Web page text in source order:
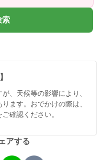
索
、天候等の影響により、
ます。おでかけの際は、
確認ください。
アする